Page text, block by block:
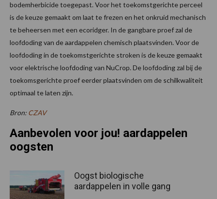
bodemherbicide toegepast. Voor het toekomstgerichte perceel
is de keuze gemaakt om laat te frezen en het onkruid mechanisch
te beheersen met een ecoridger. In de gangbare proef zal de
loofdoding van de aardappelen chemisch plaatsvinden. Voor de
loofdoding in de toekomstgerichte stroken is de keuze gemaakt
voor elektrische loofdoding van NuCrop. De loofdoding zal bij de
toekomsgerichte proef eerder plaatsvinden om de schilkwaliteit
optimaal te laten zijn.
Bron: CZAV
Aanbevolen voor jou! aardappelen
oogsten
Oogst biologische
aardappelen in volle gang